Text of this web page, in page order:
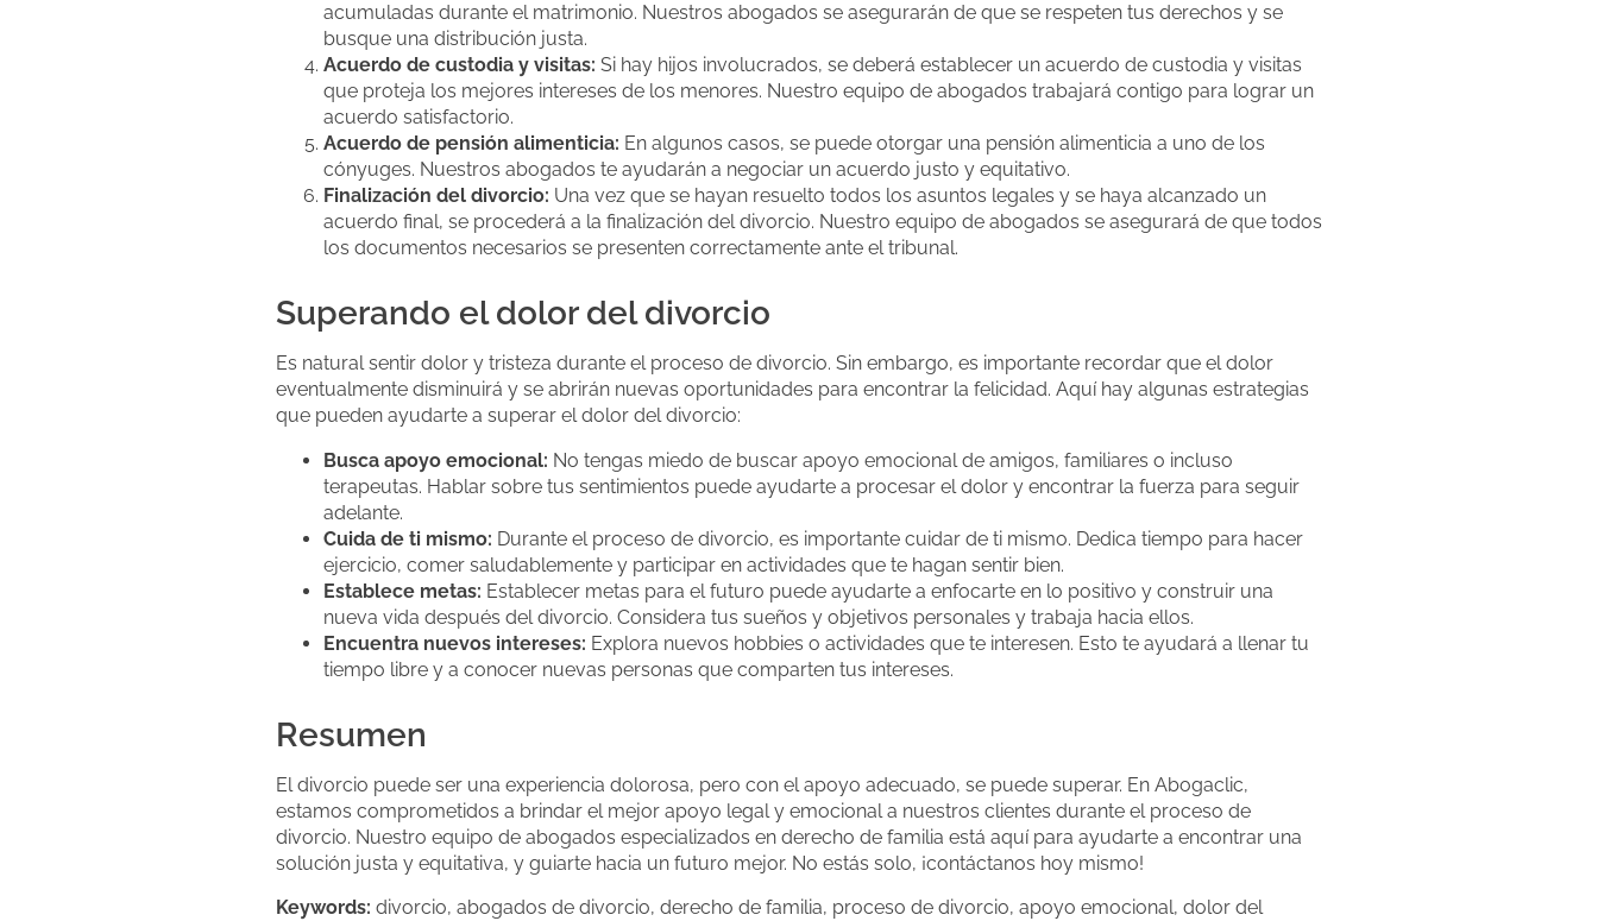
acumuladas durante el matrimonio. Nuestros abogados se asegurarán de que se respeten tus derechos y se
busque una distribución justa.
Acuerdo de custodia y visitas: Si hay hijos involucrados, se deberá establecer un acuerdo de custodia y visitas
que proteja los mejores intereses de los menores. Nuestro equipo de abogados trabajará contigo para lograr un
acuerdo satisfactorio.
Acuerdo de pensión alimenticia: En algunos casos, se puede otorgar una pensión alimenticia a uno de los
cónyuges. Nuestros abogados te ayudarán a negociar un acuerdo justo y equitativo.
Finalización del divorcio: Una vez que se hayan resuelto todos los asuntos legales y se haya alcanzado un
acuerdo final, se procederá a la finalización del divorcio. Nuestro equipo de abogados se asegurará de que todos
los documentos necesarios se presenten correctamente ante el tribunal.
Superando el dolor del divorcio
Es natural sentir dolor y tristeza durante el proceso de divorcio. Sin embargo, es importante recordar que el dolor
eventualmente disminuirá y se abrirán nuevas oportunidades para encontrar la felicidad. Aquí hay algunas estrategias
que pueden ayudarte a superar el dolor del divorcio:
Busca apoyo emocional: No tengas miedo de buscar apoyo emocional de amigos, familiares o incluso
terapeutas. Hablar sobre tus sentimientos puede ayudarte a procesar el dolor y encontrar la fuerza para seguir
adelante.
Cuida de ti mismo: Durante el proceso de divorcio, es importante cuidar de ti mismo. Dedica tiempo para hacer
ejercicio, comer saludablemente y participar en actividades que te hagan sentir bien.
Establece metas: Establecer metas para el futuro puede ayudarte a enfocarte en lo positivo y construir una
nueva vida después del divorcio. Considera tus sueños y objetivos personales y trabaja hacia ellos.
Encuentra nuevos intereses: Explora nuevos hobbies o actividades que te interesen. Esto te ayudará a llenar tu
tiempo libre y a conocer nuevas personas que comparten tus intereses.
Resumen
El divorcio puede ser una experiencia dolorosa, pero con el apoyo adecuado, se puede superar. En Abogaclic,
estamos comprometidos a brindar el mejor apoyo legal y emocional a nuestros clientes durante el proceso de
divorcio. Nuestro equipo de abogados especializados en derecho de familia está aquí para ayudarte a encontrar una
solución justa y equitativa, y guiarte hacia un futuro mejor. No estás solo, ¡contáctanos hoy mismo!
Keywords: divorcio, abogados de divorcio, derecho de familia, proceso de divorcio, apoyo emocional, dolor del